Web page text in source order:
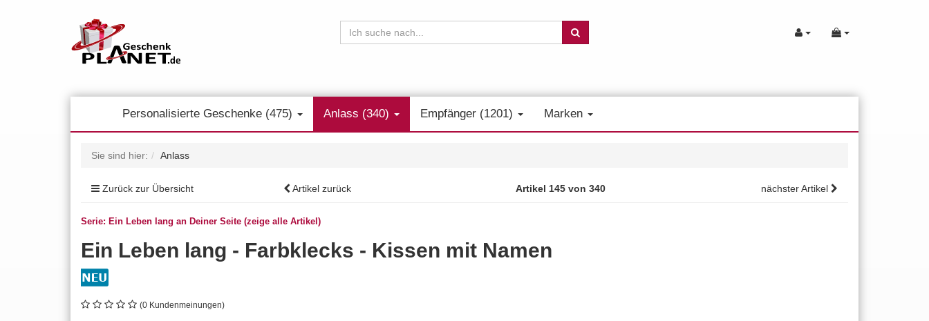
Personalisierte Geschenke (475) Anlass (340) Empfänger (1201) Marken
Sie sind hier: Anlass
Zurück zur Übersicht Artikel zurück Artikel 145 von 340 nächster Artikel
Serie: Ein Leben lang an Deiner Seite (zeige alle Artikel)
Ein Leben lang - Farbklecks - Kissen mit Namen
(0 Kundenmeinungen)